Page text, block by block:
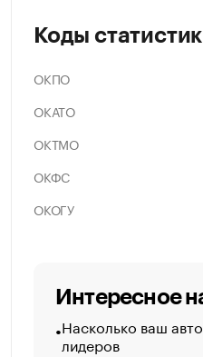
Коды
ОКПО
ОКАТО
ОКТМО
ОКФС
ОКОГУ
Интересное
Насколько ваш
лидеров